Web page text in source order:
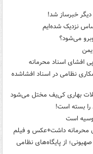
خبرساز شد!
نزدیک شده‌ایم
می‌شود؟
افشای اسناد محرمانه
نظامی در اسناد افشاشده
بهاری کی‌یف مختل می‌شود
بسته است!
است
از پایگاه‌های نظامی